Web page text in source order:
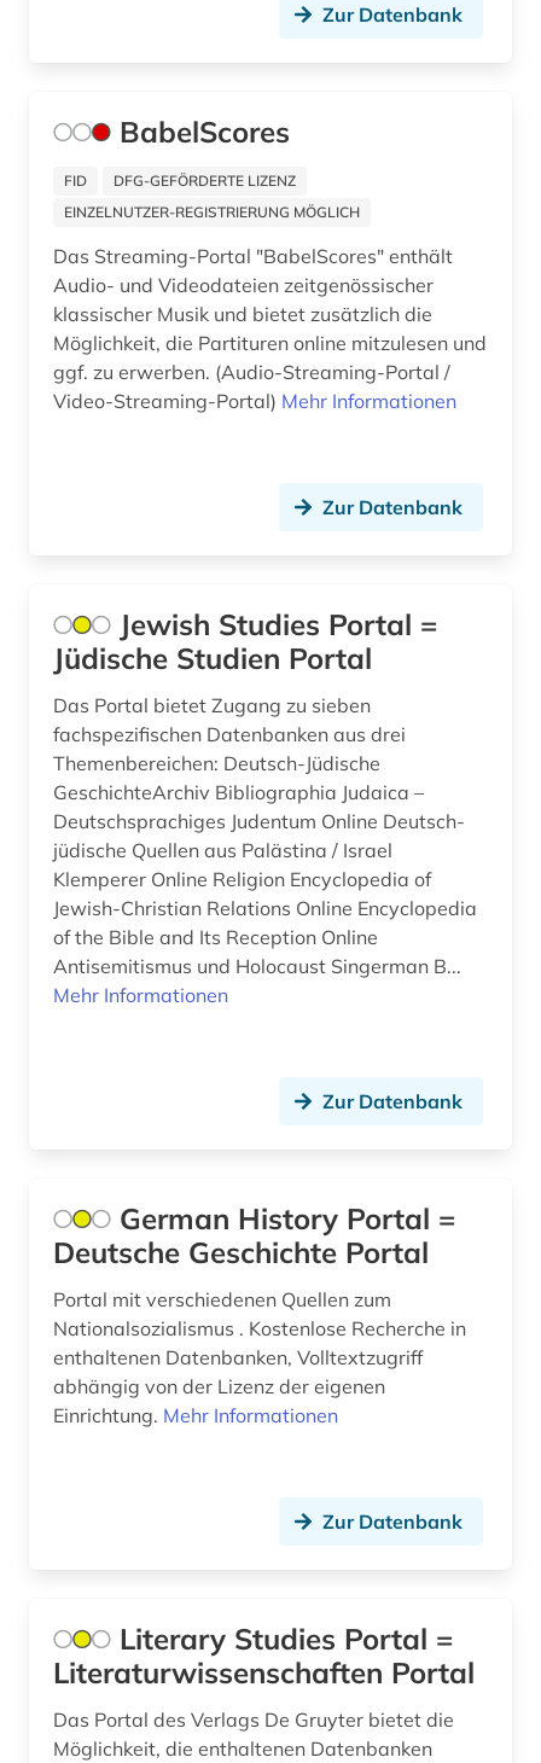
bilanzsteuerrecht (1)
bildbearbeitung (1)
bilddatenbank (4)
bildende kunst (3)
bilder (1)
bildstock (1)
bildungsforschung (5)
bildungssysteme (1)
bildungswesen (1)
bildverarbeitung (1)
bildwissenschaft (2)
biodiversität (1)
biographie (7)
biologie (11)
biomedizin (2)
biosphärenreservat rhön (1)
biotechnologie (1)
biowissenschaften (5)
Zur Datenbank
BabelScores
FID
DFG-GEFÖRDERTE LIZENZ
EINZELNUTZER-REGISTRIERUNG MÖGLICH
Das Streaming-Portal "BabelScores" enthält
Audio- und Videodateien zeitgenössischer
klassischer Musik und bietet zusätzlich die
Möglichkeit, die Partituren online mitzulesen und
ggf. zu erwerben. (Audio-Streaming-Portal /
Video-Streaming-Portal) Mehr Informationen
Zur Datenbank
Jewish Studies Portal =
Jüdische Studien Portal
Das Portal bietet Zugang zu sieben
fachspezifischen Datenbanken aus drei
Themenbereichen: Deutsch-Jüdische
GeschichteArchiv Bibliographia Judaica –
Deutschsprachiges Judentum Online Deutsch-
jüdische Quellen aus Palästina / Israel
Klemperer Online Religion Encyclopedia of
Jewish-Christian Relations Online Encyclopedia
of the Bible and Its Reception Online
Antisemitismus und Holocaust Singerman B...
Mehr Informationen
Zur Datenbank
German History Portal =
Deutsche Geschichte Portal
Portal mit verschiedenen Quellen zum
Nationalsozialismus . Kostenlose Recherche in
enthaltenen Datenbanken, Volltextzugriff
abhängig von der Lizenz der eigenen
Einrichtung. Mehr Informationen
Zur Datenbank
Literary Studies Portal =
Literaturwissenschaften Portal
Das Portal des Verlags De Gruyter bietet die
Möglichkeit, die enthaltenen Datenbanken